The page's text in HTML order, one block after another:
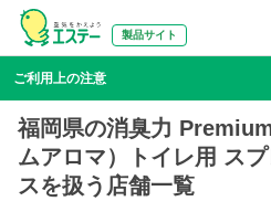
製品サイト
ご利用上の注意
福岡県の消臭力
ムアロマ）トイレ用 ス
スを扱う店舗一覧